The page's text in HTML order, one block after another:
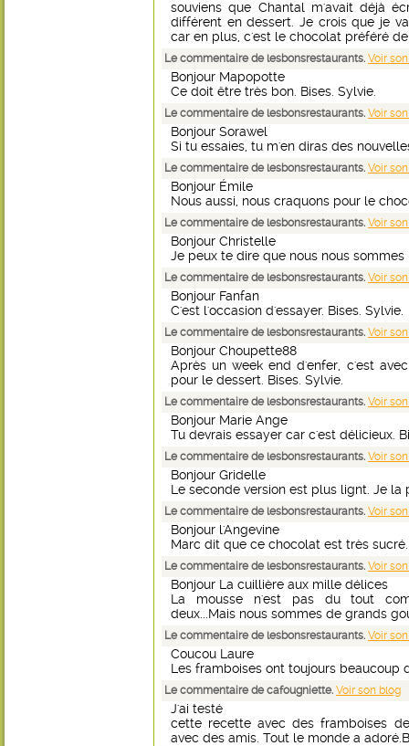
souviens que Chantal m'avait déjà
différent en dessert. Je crois que je
car en plus, c'est le chocolat préféré de
Le commentaire de lesbonsrestaurants. Voir
Bonjour Mapopotte
Ce doit être très bon. Bises. Sylvie.
Le commentaire de lesbonsrestaurants. Voir
Bonjour Sorawel
Si tu essaies, tu m'en diras des
Le commentaire de lesbonsrestaurants. Voir
Bonjour Émile
Nous aussi, nous craquons pour le
Le commentaire de lesbonsrestaurants. Voir
Bonjour Christelle
Je peux te dire que nous nous sommes
Le commentaire de lesbonsrestaurants. Voir
Bonjour Fanfan
C'est l'occasion d'essayer. Bises. Sylvie.
Le commentaire de lesbonsrestaurants. Voir
Bonjour Choupette88
Après un week end d'enfer, c'est
pour le dessert. Bises. Sylvie.
Le commentaire de lesbonsrestaurants. Voir
Bonjour Marie Ange
Tu devrais essayer car c'est délicieux.
Le commentaire de lesbonsrestaurants. Voir
Bonjour Gridelle
Le seconde version est plus lignt. Je la
Le commentaire de lesbonsrestaurants. Voir
Bonjour l'Angevine
Marc dit que ce chocolat est très sucré.
Le commentaire de lesbonsrestaurants. Voir
Bonjour La cuillière aux mille délices
La mousse n'est pas du tout
deux...Mais nous sommes de grands
Le commentaire de lesbonsrestaurants. Voir
Coucou Laure
Les framboises ont toujours beaucoup
Le commentaire de cafougniette. Voir son blog
J'ai testé
cette recette avec des framboises
avec des amis. Tout le monde a